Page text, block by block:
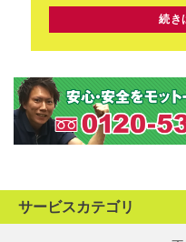
続き
サービスカテゴリ